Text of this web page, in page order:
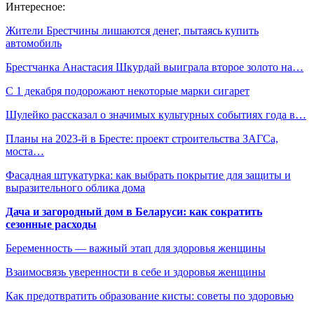
Интересное:
Жители Брестчины лишаются денег, пытаясь купить
автомобиль
Брестчанка Анастасия Шкурдай выиграла второе золото на…
С 1 декабря подорожают некоторые марки сигарет
Шулейко рассказал о значимых культурных событиях года в…
Планы на 2023-й в Бресте: проект строительства ЗАГСа,
моста…
Фасадная штукатурка: как выбрать покрытие для защиты и
выразительного облика дома
Дача и загородный дом в Беларуси: как сократить
сезонные расходы
Беременность — важный этап для здоровья женщины
Взаимосвязь уверенности в себе и здоровья женщины
Как предотвратить образование кисты: советы по здоровью